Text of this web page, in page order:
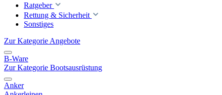
Ratgeber
Rettung & Sicherheit
Sonstiges
Zur Kategorie Angebote
B-Ware
Zur Kategorie Bootsausrüstung
Anker